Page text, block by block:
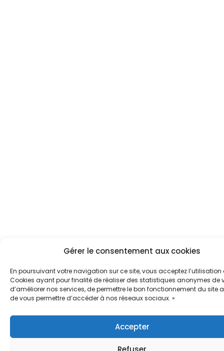
Gérer le consentement aux cookies
En poursuivant votre navigation sur ce site, vous acceptez l’utilisation
Cookies ayant pour finalité de réaliser des statistiques anonymes de
d’améliorer nos services, de permettre le bon fonctionnement du site
de vous permettre d’accéder à nos réseaux sociaux. »
Accepter